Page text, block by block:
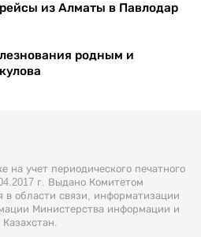
из Алматы в Павлодар
родным и
на учет периодического печатного
г. Выдано Комитетом
в области связи, информатизации
Министерства информации и